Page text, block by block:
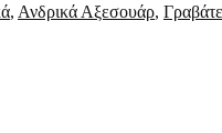
, Ανδρικά Αξεσουάρ,